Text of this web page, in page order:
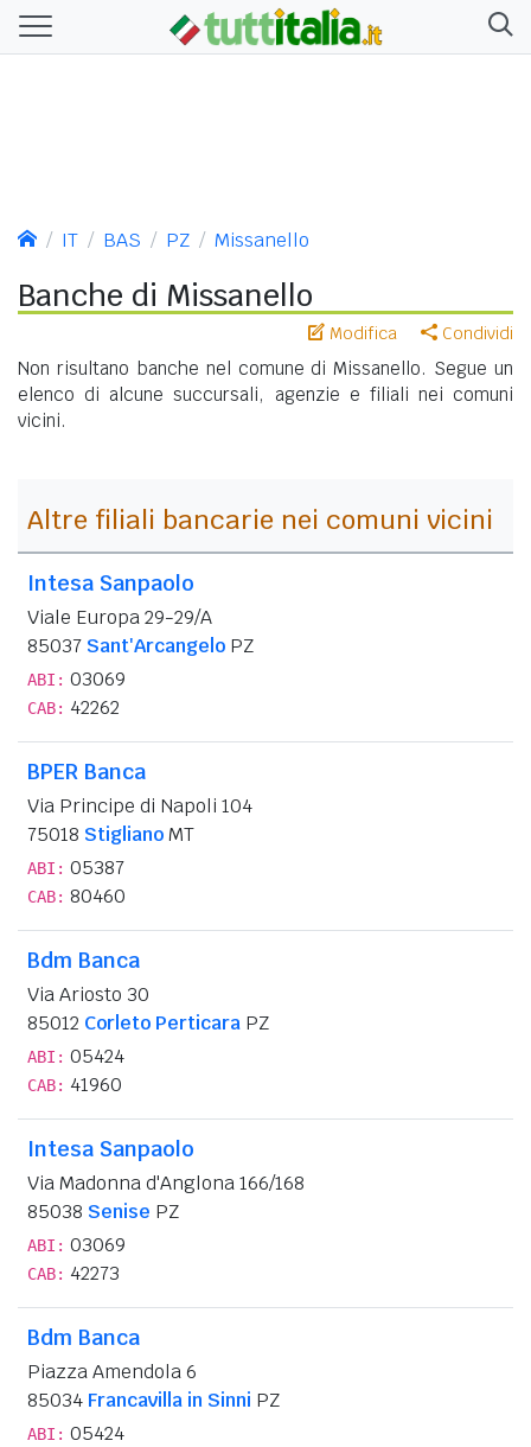
IT BAS PZ Missanello
Banche di Missanello
Modifica Condividi
Non risultano banche nel comune di Missanello. Segue un
elenco di alcune succursali, agenzie e filiali nei comuni
vicini.
Altre filiali bancarie nei comuni vicini
Intesa Sanpaolo
Viale Europa 29-29/A
85037 Sant'Arcangelo PZ
ABI: 03069
CAB: 42262
BPER Banca
Via Principe di Napoli 104
75018 StiglianoMT
ABI: 05387
CAB: 80460
Bdm Banca
Via Ariosto 30
85012 Corleto Perticara PZ
ABI: 05424
CAB: 41960
Intesa Sanpaolo
Via Madonna d'Anglona 166/168
85038 Senise PZ
ABI: 03069
CAB: 42273
Bdm Banca
Piazza Amendola 6
85034 Francavilla in Sinni PZ
ABI: 05424